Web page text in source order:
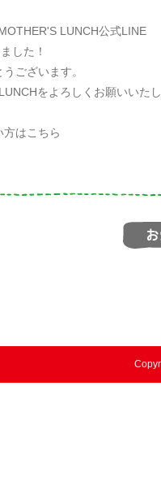
LUNCH公式LINE
した！
ございます。
をよろしくお願いいた
はこちら